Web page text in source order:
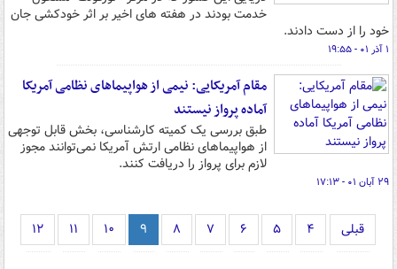
خدمت بودند در هفته های اخیر بر اثر خودکشی جان
خود را از دست دادند.
۱ آذر ۰۱ - ۱۹:۵۵
مقام آمریکایی: نیمی از هواپیماهای نظامی آمریکا
آماده پرواز نیستند
طبق بررسی یک کمیته کارشناسی، بخش قابل توجهی
از هواپیماهای نظامی ارتش آمریکا نمی‌توانند مجوز
لازم برای پرواز را دریافت کنند.
۲۹ آبان ۰۱ - ۱۷:۱۳
قبلی ۴ ۵ ۶ ۷ ۸ ۹ ۱۰ ۱۱ ۱۲